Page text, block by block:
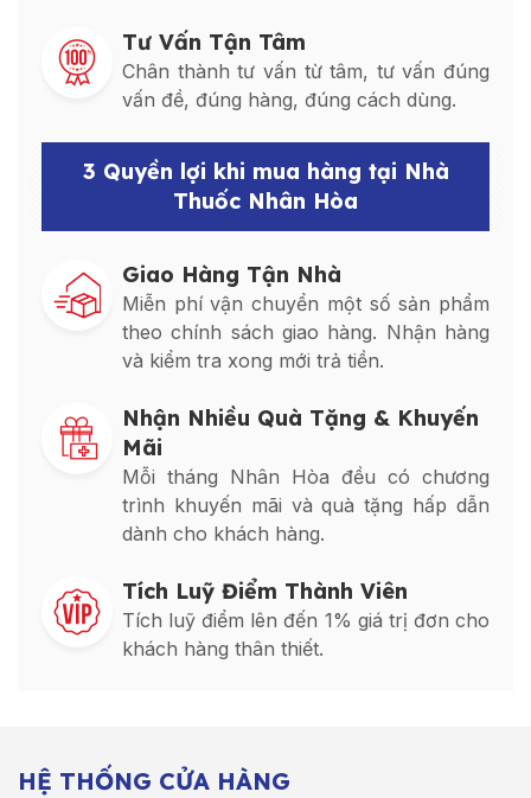
Tư Vấn Tận Tâm
Chân thành tư vấn từ tâm, tư vấn đúng
vấn đề, đúng hàng, đúng cách dùng.
3 Quyền lợi khi mua hàng tại Nhà
Thuốc Nhân Hòa
Giao Hàng Tận Nhà
Miễn phí vận chuyển một số sản phẩm
theo chính sách giao hàng. Nhận hàng
và kiểm tra xong mới trả tiền.
Nhận Nhiều Quà Tặng & Khuyến
Mãi
Mỗi tháng Nhân Hòa đều có chương
trình khuyến mãi và quà tặng hấp dẫn
dành cho khách hàng.
Tích Luỹ Điểm Thành Viên
Tích luỹ điểm lên đến 1% giá trị đơn cho
khách hàng thân thiết.
HỆ THỐNG CỬA HÀNG